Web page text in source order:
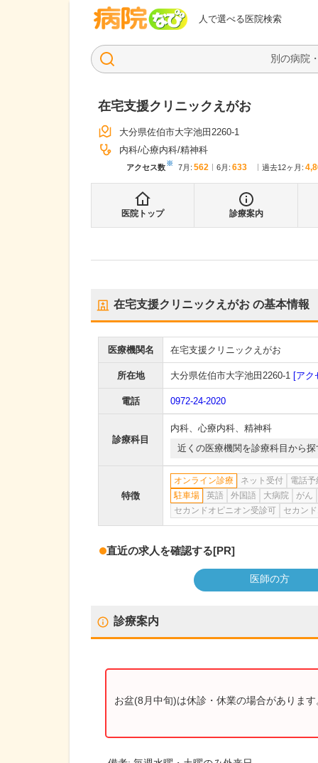
人で選べる医院検索
病院なび
在宅支援クリニックえがお
大分県佐伯市大字池田2260-1
内科 心療内科 精神科
アクセス数※ 7月 : 562 6月 : 633 過去12ヶ月:
医院トップ 診療案内
在宅支援クリニックえがお の基本情報
医療機関名 在宅支援クリニックえがお
所在地 大分県佐伯市大字池田2260-1 [アク
電話 0972-24-2020
診療科目
内科、 心療内科、 精神科
近くの医療機関を診療科目から探
特徴
オンライン診療 ネット受付 電話予
駐車場
英語 外国語 大病院 がん
セカンドオピニオン受診可
セカン
直近の求人を確認する[PR]
医師の方
診療案内
お盆(8月中旬)は休診・休業の場合がありま